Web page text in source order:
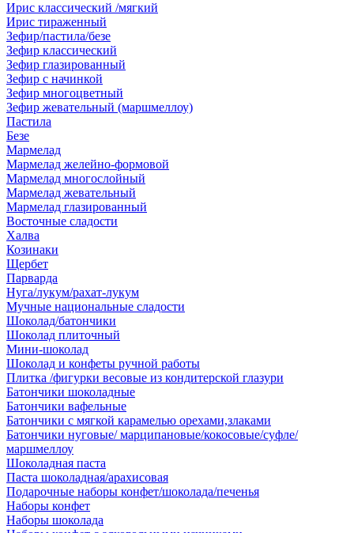
Ирис классический /мягкий
Ирис тираженный
Зефир/пастила/безе
Зефир классический
Зефир глазированный
Зефир с начинкой
Зефир многоцветный
Зефир жевательный (маршмеллоу)
Пастила
Безе
Мармелад
Мармелад желейно-формовой
Мармелад многослойный
Мармелад жевательный
Мармелад глазированный
Восточные сладости
Халва
Козинаки
Щербет
Парварда
Нуга/лукум/рахат-лукум
Мучные национальные сладости
Шоколад/батончики
Шоколад плиточный
Мини-шоколад
Шоколад и конфеты ручной работы
Плитка /фигурки весовые из кондитерской глазури
Батончики шоколадные
Батончики вафельные
Батончики с мягкой карамелью орехами,злаками
Батончики нуговые/ марципановые/кокосовые/суфле/
маршмеллоу
Шоколадная паста
Паста шоколадная/арахисовая
Подарочные наборы конфет/шоколада/печенья
Наборы конфет
Наборы шоколада